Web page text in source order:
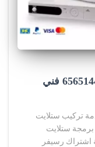
فني ستلايت اسطبلات الجهراء 65651441 فني
تركيب ستلايت
ستلايت
رسيفر